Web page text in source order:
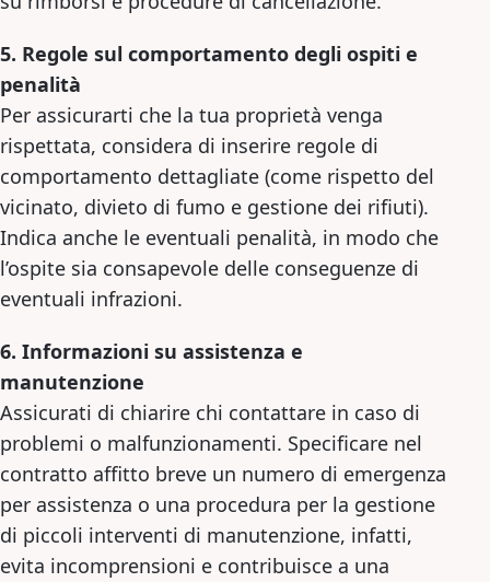
5. Regole sul comportamento degli ospiti e
penalità
Per assicurarti che la tua proprietà venga
rispettata, considera di inserire regole di
comportamento dettagliate (come rispetto del
vicinato, divieto di fumo e gestione dei rifiuti).
Indica anche le eventuali penalità, in modo che
l’ospite sia consapevole delle conseguenze di
eventuali infrazioni.
6. Informazioni su assistenza e
manutenzione
Assicurati di chiarire chi contattare in caso di
problemi o malfunzionamenti. Specificare nel
contratto affitto breve un numero di emergenza
per assistenza o una procedura per la gestione
di piccoli interventi di manutenzione, infatti,
evita incomprensioni e contribuisce a una